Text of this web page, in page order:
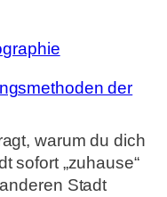
der
warum du dich
sofort „zuhause“
Stadt